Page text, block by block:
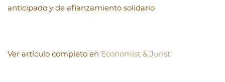
anticipado y de afianzamiento solidario
Ver artículo completo en Economist & Jurist